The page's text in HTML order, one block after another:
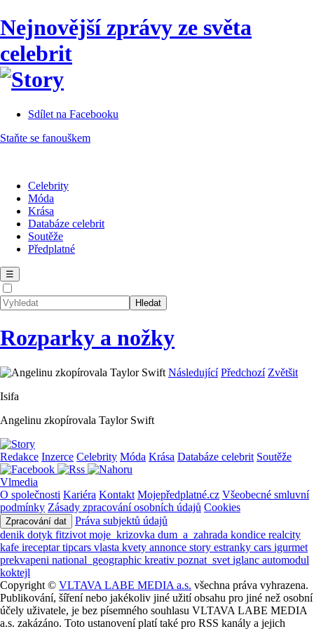
Nejnovější zprávy ze světa
celebrit
Sdílet na Facebooku
Staňte se fanouškem
Celebrity
Móda
Krása
Databáze celebrit
Soutěže
Předplatné
☰
Rozparky a nožky
Následující Předchozí Zvětšit
Isifa
Angelinu zkopírovala Taylor Swift
Redakce Inzerce Celebrity Móda Krása Databáze celebrit Soutěže
Vlmedia
O společnosti Kariéra Kontakt Mojepředplatné.cz Všeobecné smluvní
podmínky Zásady zpracování osobních údajů Cookies
Zpracování dat
Práva subjektů údajů
denik dotyk fitzivot moje_krizovka dum_a_zahrada kondice realcity
kafe ireceptartipcars vlasta kvety annonce story estranky cars igurmet
prekvapeni national_geographic kreativ poznat_svet iglanc automodul
koktejl
Copyright © VLTAVA LABE MEDIA a.s. všechna práva vyhrazena.
Publikování, šíření nebo jakékoliv jiné užití obsahu pro jiné než osobní
účely uživatele, je bez písemného souhlasu VLTAVA LABE MEDIA
a.s. zakázáno. Toto ustanovení platí také pro RSS kanály a jejich